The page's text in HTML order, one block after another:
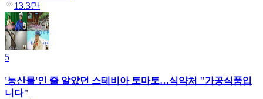
13.3만
5
'농산물'인 줄 알았던 스테비아 토마토…식약처 "가공식품입
니다"